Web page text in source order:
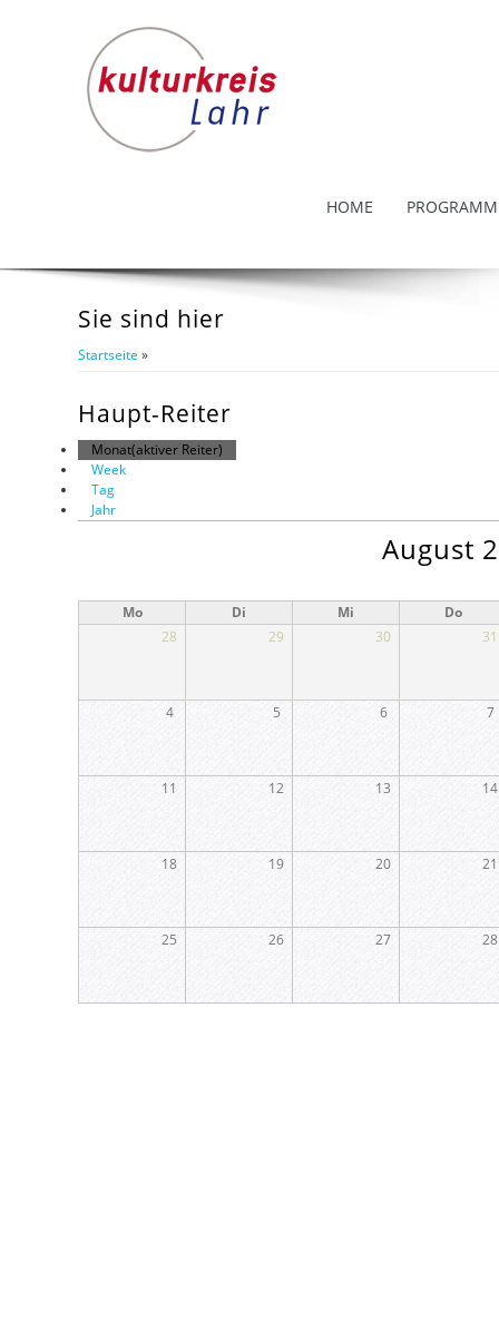
HOME PROGRAMM
Sie sind hier
Startseite »
Haupt-Reiter
Monat(aktiver Reiter)
Week
Tag
Jahr
August
Mo Di Mi
Do
28
29 30 31
4 5 6 7
11 12 13 14
18 19 20 21
25 26 27 28